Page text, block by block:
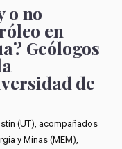
o no
en
Geólogos
de
(UT), acompañados
y Minas (MEM),